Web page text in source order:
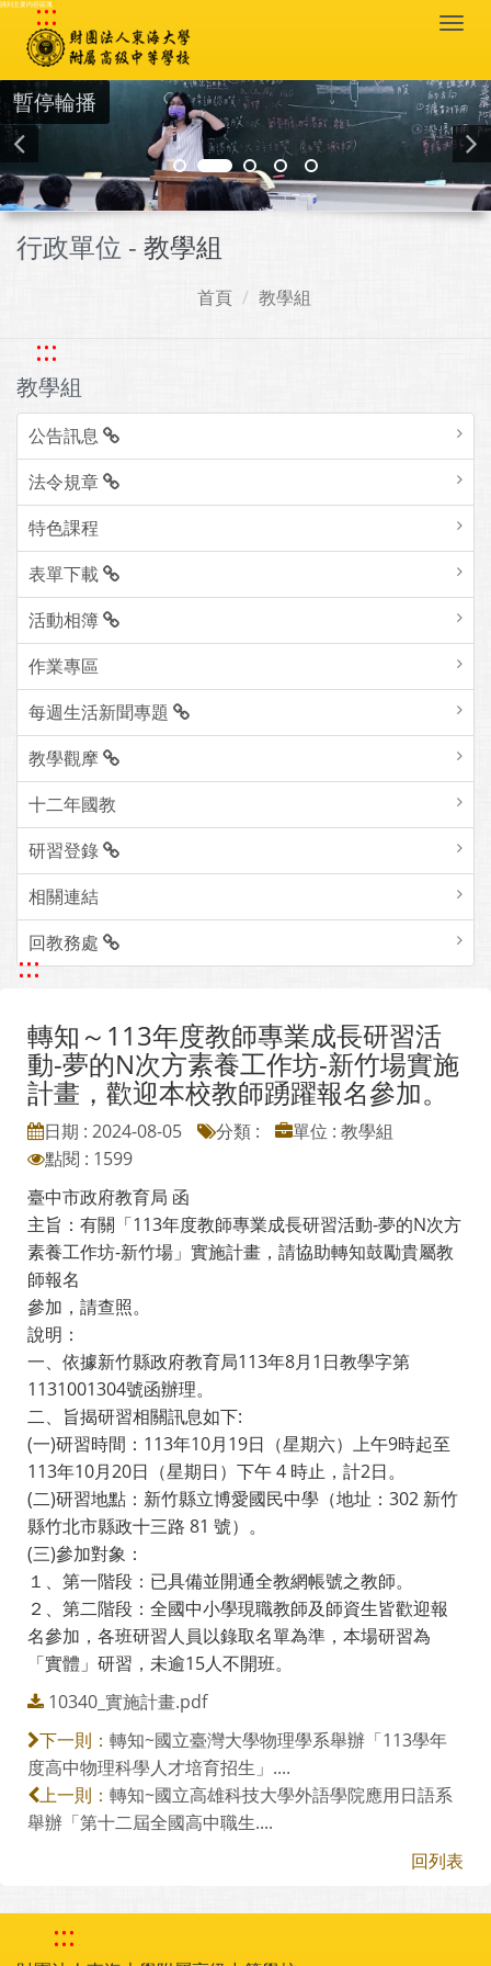
跳到主要內容區塊
:::
暫停輪播
行政單位 - 教學組
首頁 教學組
:::
教學組
公告訊息
法令規章
特色課程
表單下載
活動相簿
作業專區
每週生活新聞專題
教學觀摩
十二年國教
研習登錄
相關連結
回教務處
:::
轉知～113年度教師專業成長研習活
動-夢的N次方素養工作坊-新竹場實施
計畫，歡迎本校教師踴躍報名參加。
日期 : 2024-08-05 分類 :
單位 : 教學組
點閱 : 1599
臺中市政府教育局 函
主旨：有關「113年度教師專業成長研習活動-夢的N次方
素養工作坊-新竹場」實施計畫，請協助轉知鼓勵貴屬教
師報名
參加，請查照。
說明：
一、依據新竹縣政府教育局113年8月1日教學字第
1131001304號函辦理。
二、旨揭研習相關訊息如下:
(一)研習時間：113年10月19日（星期六）上午9時起至
113年10月20日（星期日）下午 4 時止，計2日。
(二)研習地點：新竹縣立博愛國民中學（地址：302 新竹
縣竹北市縣政十三路 81 號）。
(三)參加對象：
１、第一階段：已具備並開通全教網帳號之教師。
２、第二階段：全國中小學現職教師及師資生皆歡迎報
名參加，各班研習人員以錄取名單為準，本場研習為
「實體」研習，未逾15人不開班。
10340_實施計畫.pdf
下一則： 轉知~國立臺灣大學物理學系舉辦「113學年
度高中物理科學人才培育招生」....
上一則： 轉知~國立高雄科技大學外語學院應用日語系
舉辦「第十二屆全國高中職生....
回列表
:::